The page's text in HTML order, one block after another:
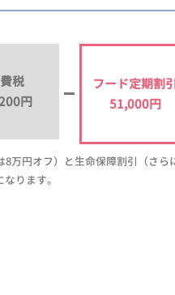
税
円
フード定期割
51,000円
円オフ）と生命保障割引（さら
ります。